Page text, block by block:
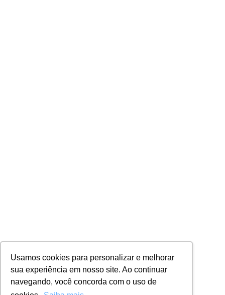
Usamos cookies para personalizar e melhorar
sua experiência em nosso site. Ao continuar
navegando, você concorda com o uso de